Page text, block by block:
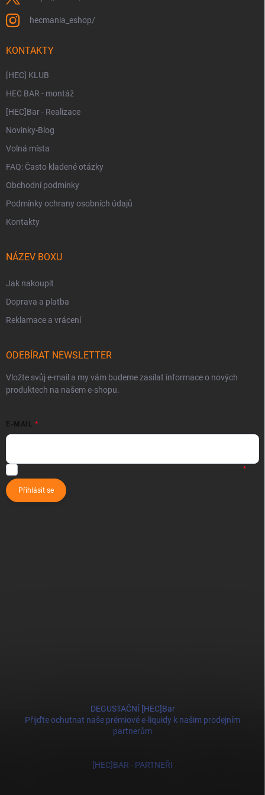
hecmania_eshop/
KONTAKTY
[HEC] KLUB
HEC BAR - montáž
[HEC]Bar - Realizace
Novinky-Blog
Volná místa
FAQ: Často kladené otázky
Obchodní podmínky
Podmínky ochrany osobních údajů
Kontakty
NÁZEV BOXU
Jak nakoupit
Doprava a platba
Reklamace a vrácení
ODEBÍRAT NEWSLETTER
Vložte svůj e-mail a my vám budeme zasílat informace o nových
produktech na našem e-shopu.
E-MAIL
Přihlásit se
DEGUSTAČNÍ [HEC]Bar
Přijďte ochutnat naše prémiové e-liquidy k našim prodejním
partnerům
[HEC]BAR - PARTNEŘI